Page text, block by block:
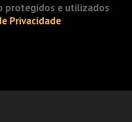
protegidos e utilizados
Privacidade